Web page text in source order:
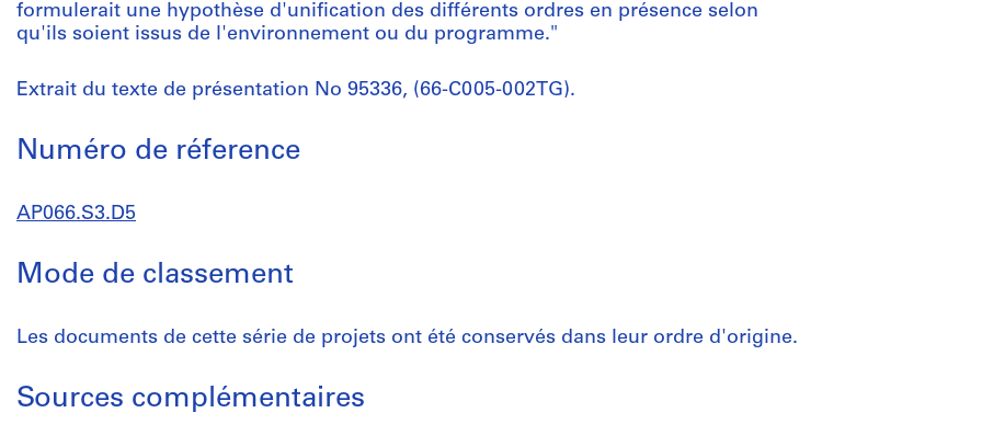
formulerait une hypothèse d'unification des différents ordres en présence selon
qu'ils soient issus de l'environnement ou du programme."
Extrait du texte de présentation No 95336, (66-C005-002TG).
Numéro de réference
AP066.S3.D5
Mode de classement
Les documents de cette série de projets ont été conservés dans leur ordre d'origine.
Sources complémentaires